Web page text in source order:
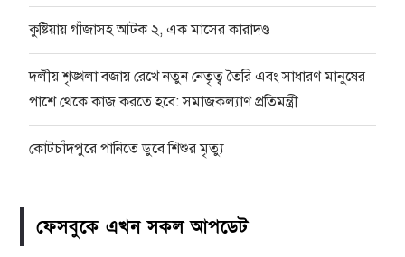
কুষ্টিয়ায় গাঁজাসহ আটক ২, এক মাসের কারাদণ্ড
দলীয় শৃঙ্খলা বজায় রেখে নতুন নেতৃত্ব তৈরি এবং সাধারণ মানুষের
পাশে থেকে কাজ করতে হবে: সমাজকল্যাণ প্রতিমন্ত্রী
কোটচাঁদপুরে পানিতে ডুবে শিশুর মৃত্যু
ফেসবুকে এখন সকল আপডেট